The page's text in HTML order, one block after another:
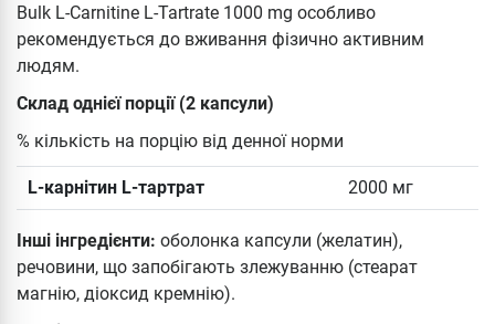
Bulk L-Carnitine L-Tartrate 1000 mg особливо
рекомендується до вживання фізично активним
людям.
Склад однієї порції (2 капсули)
% кількість на порцію від денної норми
L-карнітин L-тартрат 2000 мг
Інші інгредієнти: оболонка капсули (желатин),
речовини, що запобігають злежуванню (стеарат
магнію, діоксид кремнію).